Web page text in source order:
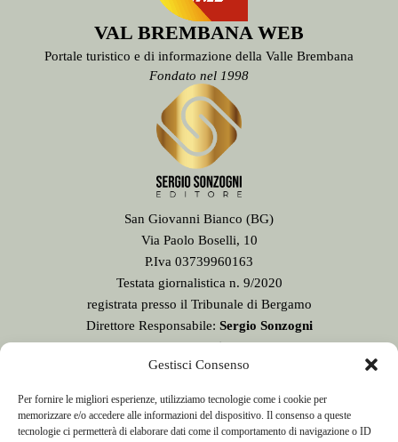
Gestisci Consenso
Per fornire le migliori esperienze, utilizziamo tecnologie come i cookie per
memorizzare e/o accedere alle informazioni del dispositivo. Il consenso a queste
tecnologie ci permetterà di elaborare dati come il comportamento di navigazione o ID
VAL BREMBANA WEB
Portale turistico e di informazione della Valle Brembana
Fondato nel 1998
San Giovanni Bianco (BG)
Via Paolo Boselli, 10
P.Iva 03739960163
Testata giornalistica n. 9/2020
registrata presso il Tribunale di Bergamo
Direttore Responsabile: Sergio Sonzogni
Sede Redazione:
Via Paolo Boselli, 10
Tel. 0345 41834
Email:redazione@valbrembanaweb.com